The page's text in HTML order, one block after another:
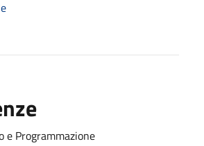
e Programmazione